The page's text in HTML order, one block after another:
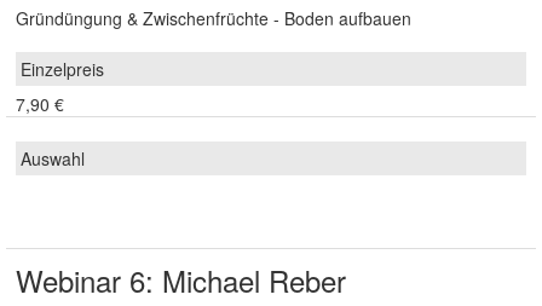
Gründüngung & Zwischenfrüchte - Boden aufbauen
7,90 €
Webinar 6: Michael Reber